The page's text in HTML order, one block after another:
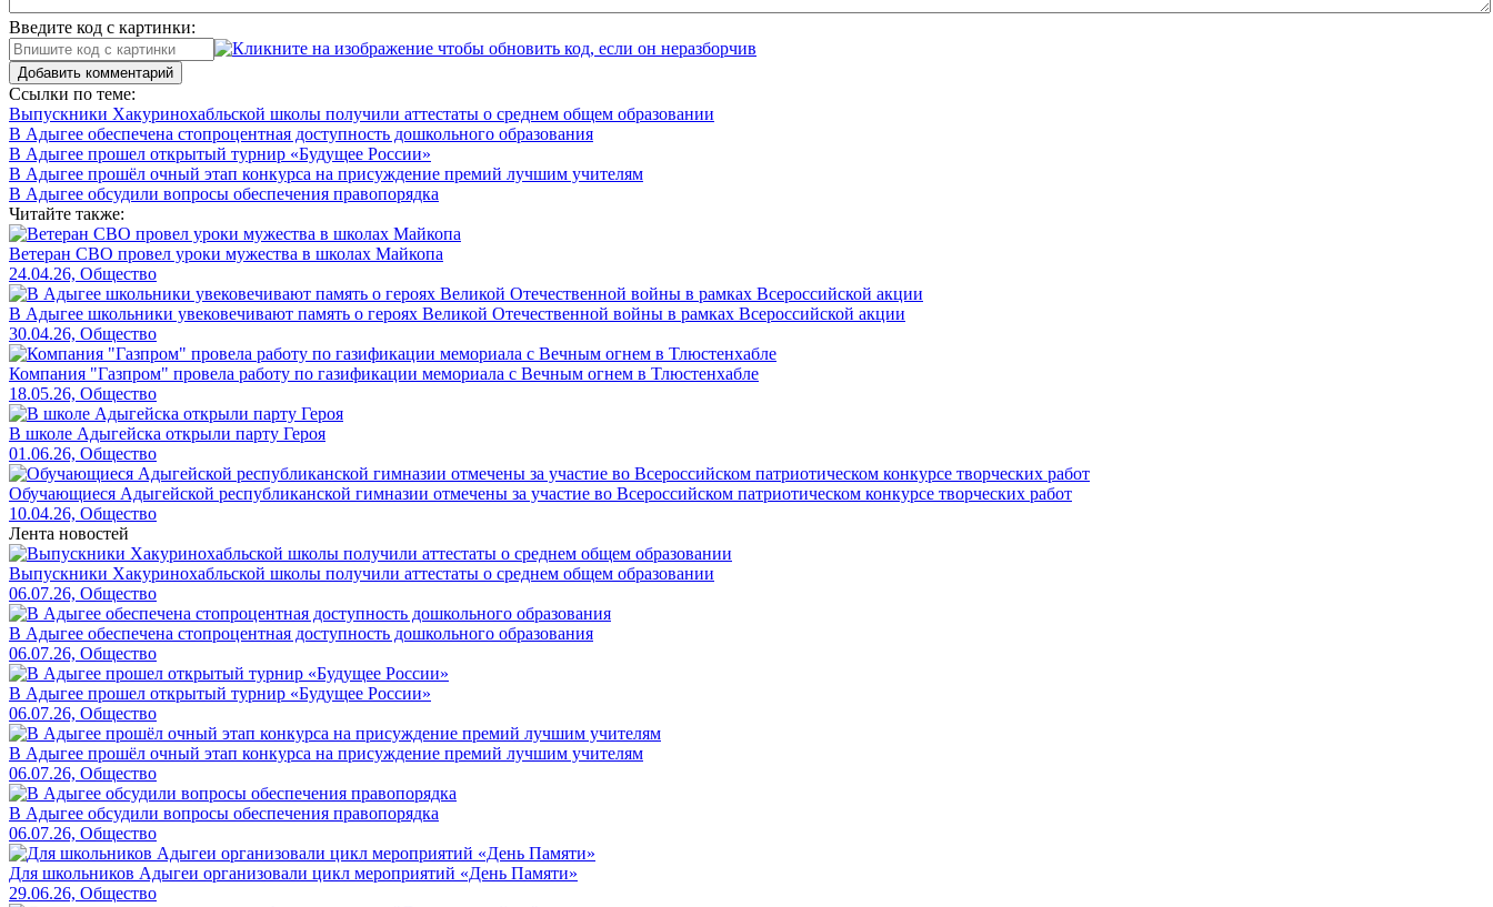
Введите код с картинки:
Добавить комментарий
Ссылки по теме:
Выпускники Хакуринохабльской школы получили аттестаты о среднем общем образовании
В Адыгее обеспечена стопроцентная доступность дошкольного образования
В Адыгее прошел открытый турнир «Будущее России»
В Адыгее прошёл очный этап конкурса на присуждение премий лучшим учителям
В Адыгее обсудили вопросы обеспечения правопорядка
Читайте также:
Ветеран СВО провел уроки мужества в школах Майкопа
24.04.26, Общество
В Адыгее школьники увековечивают память о героях Великой Отечественной войны в рамках Всероссийской акции
30.04.26, Общество
Компания "Газпром" провела работу по газификации мемориала с Вечным огнем в Тлюстенхабле
18.05.26, Общество
В школе Адыгейска открыли парту Героя
01.06.26, Общество
Обучающиеся Адыгейской республиканской гимназии отмечены за участие во Всероссийском патриотическом конкурсе творческих работ
10.04.26, Общество
Лента новостей
Выпускники Хакуринохабльской школы получили аттестаты о среднем общем образовании
06.07.26, Общество
В Адыгее обеспечена стопроцентная доступность дошкольного образования
06.07.26, Общество
В Адыгее прошел открытый турнир «Будущее России»
06.07.26, Общество
В Адыгее прошёл очный этап конкурса на присуждение премий лучшим учителям
06.07.26, Общество
В Адыгее обсудили вопросы обеспечения правопорядка
06.07.26, Общество
Для школьников Адыгеи организовали цикл мероприятий «День Памяти»
29.06.26, Общество